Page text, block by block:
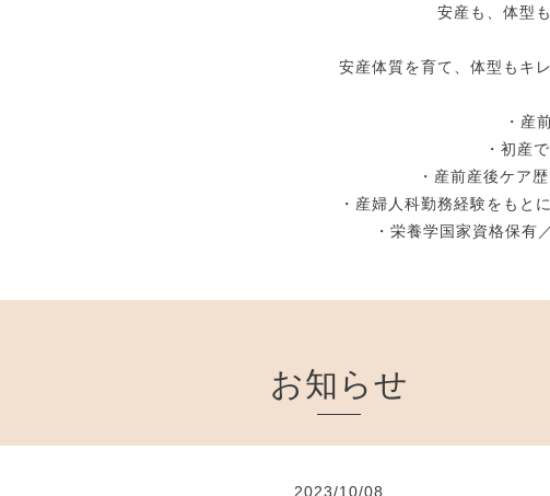
安産も、体型
安産体質を育て、体型もキ
・産
・初産
・産前産後ケア
・産婦人科勤務経験をもと
・栄養学国家資格保有
お知らせ
2023/10/08